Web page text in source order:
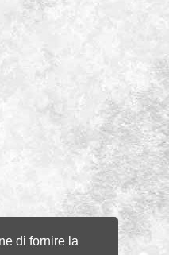
di fornire la